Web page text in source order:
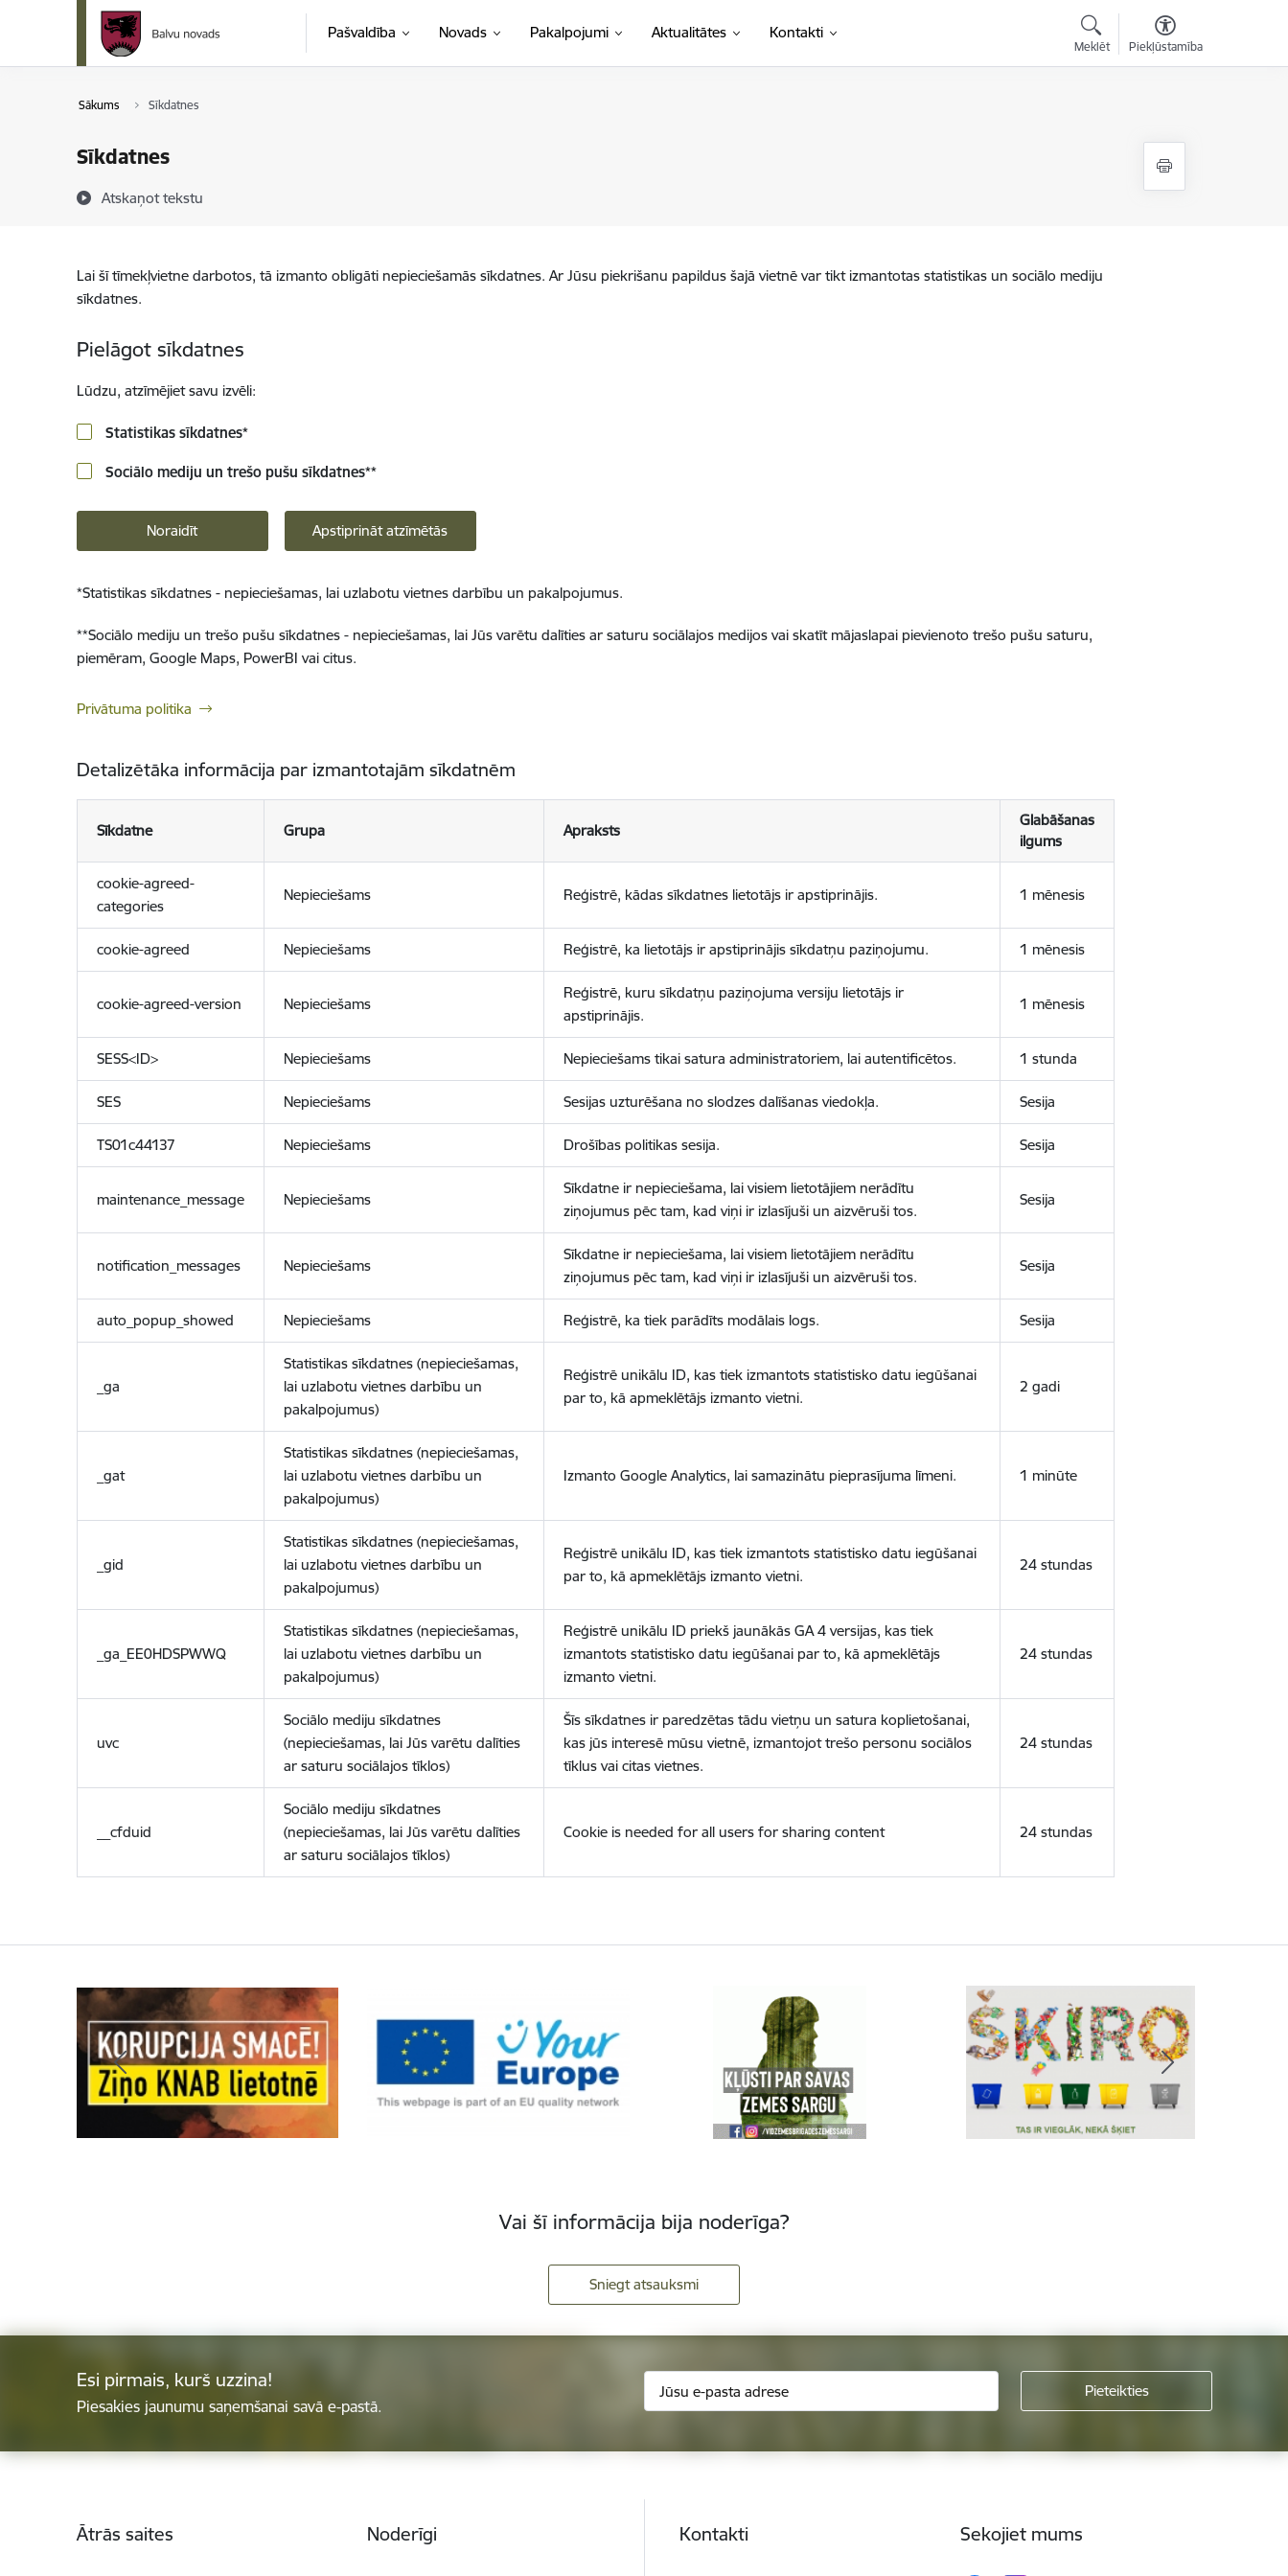
Pāriet uz lapas saturu
Pašvaldība Novads Pakalpojumi Aktualitātes Kontakti
Meklēt Piekļūstamība
Sākums Sīkdatnes
Sīkdatnes
Atskaņot tekstu
Lai šī tīmekļvietne darbotos, tā izmanto obligāti nepieciešamās sīkdatnes. Ar Jūsu piekrišanu papildus šajā vietnē var tikt izmantotas statistikas un sociālo mediju
sīkdatnes.
Pielāgot sīkdatnes
Lūdzu, atzīmējiet savu izvēli:
Statistikas sīkdatnes*
Sociālo mediju un trešo pušu sīkdatnes**
Noraidīt Apstiprināt atzīmētās
*Statistikas sīkdatnes - nepieciešamas, lai uzlabotu vietnes darbību un pakalpojumus.
**Sociālo mediju un trešo pušu sīkdatnes - nepieciešamas, lai Jūs varētu dalīties ar saturu sociālajos medijos vai skatīt mājaslapai pievienoto trešo pušu saturu,
piemēram, Google Maps, PowerBI vai citus.
Privātuma politika
Detalizētāka informācija par izmantotajām sīkdatnēm
Sīkdatne Grupa Apraksts
Glabāšanas
ilgums
cookie-agreed-
categories
Nepieciešams Reģistrē, kādas sīkdatnes lietotājs ir apstiprinājis. 1 mēnesis
cookie-agreed Nepieciešams Reģistrē, ka lietotājs ir apstiprinājis sīkdatņu paziņojumu. 1 mēnesis
cookie-agreed-version Nepieciešams
Reģistrē, kuru sīkdatņu paziņojuma versiju lietotājs ir
apstiprinājis.
1 mēnesis
SESS<ID> Nepieciešams Nepieciešams tikai satura administratoriem, lai autentificētos. 1 stunda
SES Nepieciešams Sesijas uzturēšana no slodzes dalīšanas viedokļa. Sesija
TS01c44137 Nepieciešams Drošības politikas sesija. Sesija
maintenance_message Nepieciešams
Sīkdatne ir nepieciešama, lai visiem lietotājiem nerādītu
ziņojumus pēc tam, kad viņi ir izlasījuši un aizvēruši tos.
Sesija
notification_messages Nepieciešams
Sīkdatne ir nepieciešama, lai visiem lietotājiem nerādītu
ziņojumus pēc tam, kad viņi ir izlasījuši un aizvēruši tos.
Sesija
auto_popup_showed Nepieciešams Reģistrē, ka tiek parādīts modālais logs. Sesija
_ga
Statistikas sīkdatnes (nepieciešamas,
lai uzlabotu vietnes darbību un
pakalpojumus)
Reģistrē unikālu ID, kas tiek izmantots statistisko datu iegūšanai
par to, kā apmeklētājs izmanto vietni.
2 gadi
_gat
Statistikas sīkdatnes (nepieciešamas,
lai uzlabotu vietnes darbību un
pakalpojumus)
Izmanto Google Analytics, lai samazinātu pieprasījuma līmeni. 1 minūte
_gid
Statistikas sīkdatnes (nepieciešamas,
lai uzlabotu vietnes darbību un
pakalpojumus)
Reģistrē unikālu ID, kas tiek izmantots statistisko datu iegūšanai
par to, kā apmeklētājs izmanto vietni.
24 stundas
_ga_EE0HDSPWWQ
Statistikas sīkdatnes (nepieciešamas,
lai uzlabotu vietnes darbību un
pakalpojumus)
Reģistrē unikālu ID priekš jaunākās GA 4 versijas, kas tiek
izmantots statistisko datu iegūšanai par to, kā apmeklētājs
izmanto vietni.
24 stundas
uvc
Sociālo mediju sīkdatnes
(nepieciešamas, lai Jūs varētu dalīties
ar saturu sociālajos tīklos)
Šīs sīkdatnes ir paredzētas tādu vietņu un satura koplietošanai,
kas jūs interesē mūsu vietnē, izmantojot trešo personu sociālos
tīklus vai citas vietnes.
24 stundas
__cfduid
Sociālo mediju sīkdatnes
(nepieciešamas, lai Jūs varētu dalīties
ar saturu sociālajos tīklos)
Cookie is needed for all users for sharing content 24 stundas
Vai šī informācija bija noderīga?
Sniegt atsauksmi
Esi pirmais, kurš uzzina!
Piesakies jaunumu saņemšanai savā e-pastā.
Ātrās saites Noderīgi Kontakti Sekojiet mums